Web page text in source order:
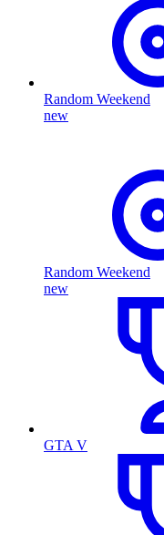
Random Weekend
new
Random Weekend
new
GTA V